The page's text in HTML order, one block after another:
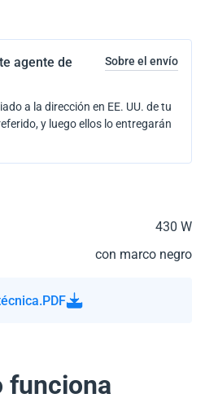
agente de
Sobre el envío
a la dirección en EE. UU. de tu
y luego ellos lo entregarán
430 W
con marco negro
funciona